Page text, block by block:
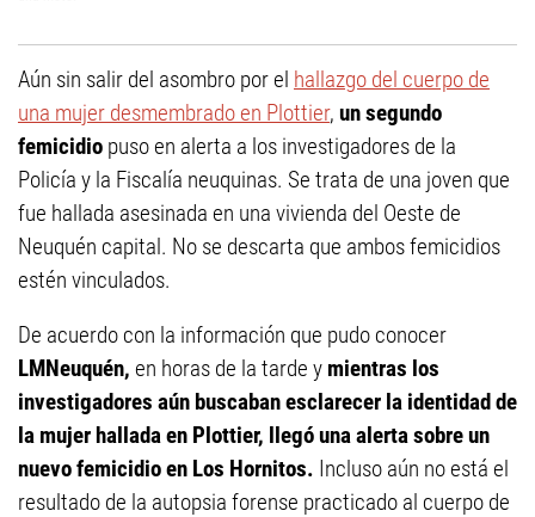
Aún sin salir del asombro por el hallazgo del cuerpo de
una mujer desmembrado en Plottier, un segundo
femicidio puso en alerta a los investigadores de la
Policía y la Fiscalía neuquinas. Se trata de una joven que
fue hallada asesinada en una vivienda del Oeste de
Neuquén capital. No se descarta que ambos femicidios
estén vinculados.
De acuerdo con la información que pudo conocer
LMNeuquén, en horas de la tarde y mientras los
investigadores aún buscaban esclarecer la identidad de
la mujer hallada en Plottier, llegó una alerta sobre un
nuevo femicidio en Los Hornitos. Incluso aún no está el
resultado de la autopsia forense practicado al cuerpo de